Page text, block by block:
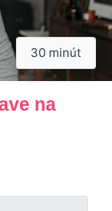
30 minút
na